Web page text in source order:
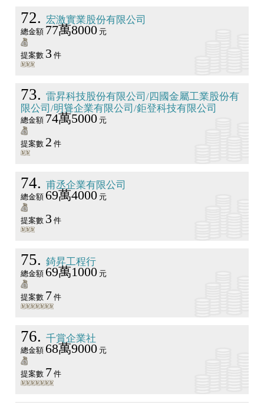
72 宏激實業股份有限公司
總金額 77萬8000元
提案數 3 件
73
雷昇科技股份有限公司/四國金屬工業股份有
限公司/明聳企業有限公司/鉅登科技有限公司
總金額 74萬5000元
提案數 2 件
74 甫丞企業有限公司
總金額 69萬4000元
提案數 3 件
75 錡昇工程行
總金額 69萬1000元
提案數 7 件
76 千賞企業社
總金額 68萬9000元
提案數 7 件